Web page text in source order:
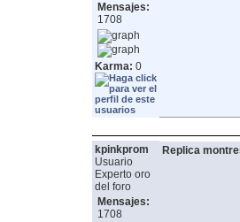
Mensajes:
1708
Karma: 0
kpinkprom
Usuario
Experto oro
del foro
Mensajes:
1708
Replica